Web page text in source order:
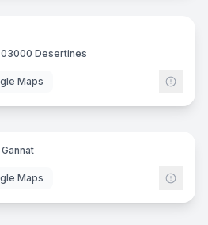
03000 Desertines
Maps
Maps
7